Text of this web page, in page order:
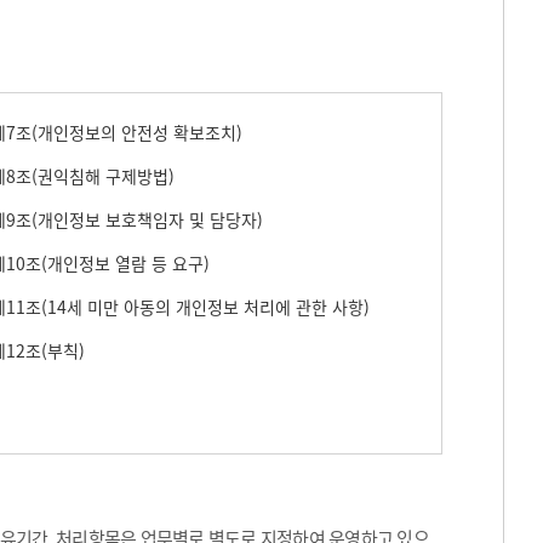
조(개인정보의 안전성 확보조치)
조(권익침해 구제방법)
조(개인정보 보호책임자 및 담당자)
조(개인정보 열람 등 요구)
조(14세 미만 아동의 개인정보 처리에 관한 사항)
조(부칙)